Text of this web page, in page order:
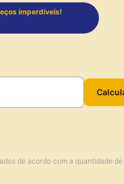
imperdíveis!
de acordo com a quantidade de